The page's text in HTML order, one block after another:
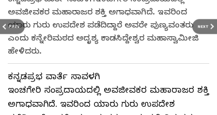
PREV NEXT
ಅವಜೀವಕರ ಮಹಾರಾಜರ ಶಕ್ತಿ ಅಗಾಧವಾಗಿದೆ. ಇವರಿಂದ
ಯಾರು ಗುರು ಉಪದೇಶ ಪಡೆದಿದ್ದಾರೆ ಅವರೇ ಪುಣ್ಯವಂತರು
ಎಂದು ಕನ್ನೇರಿಮಠದ ಅದೃಶ್ಯ ಕಾಡಸಿದ್ದೇಶ್ವರ ಮಹಾಸ್ವಾಮೀಜಿ
ಹೇಳಿದರು.
ಕನ್ನಡಪ್ರಭ ವಾರ್ತೆ ಸಾವಳಗಿ
ಇಂಚಗೇರಿ ಸಂಪ್ರದಾಯದಲ್ಲಿ ಅವಜೀವಕರ ಮಹಾರಾಜರ ಶಕ್ತಿ
ಅಗಾಧವಾಗಿದೆ. ಇವರಿಂದ ಯಾರು ಗುರು ಉಪದೇಶ